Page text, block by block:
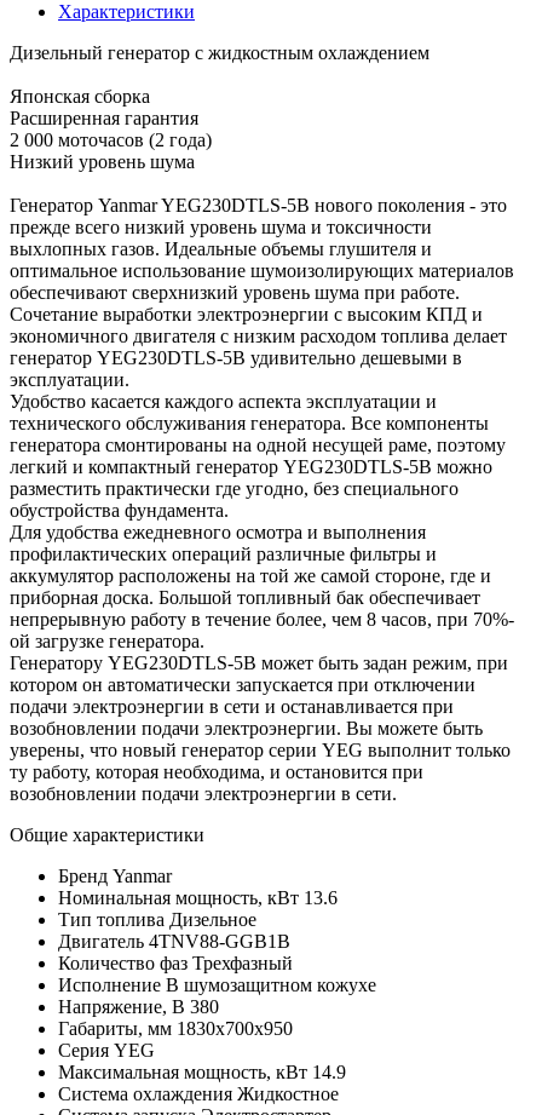
Характеристики
Дизельный генератор с жидкостным охлаждением
Японская сборка
Расширенная гарантия
2 000 моточасов (2 года)
Низкий уровень шума
Генератор Yanmar YEG230DTLS-5B нового поколения - это
прежде всего низкий уровень шума и токсичности
выхлопных газов. Идеальные объемы глушителя и
оптимальное использование шумоизолирующих материалов
обеспечивают сверхнизкий уровень шума при работе.
Сочетание выработки электроэнергии с высоким КПД и
экономичного двигателя с низким расходом топлива делает
генератор YEG230DTLS-5B удивительно дешевыми в
эксплуатации.
Удобство касается каждого аспекта эксплуатации и
технического обслуживания генератора. Все компоненты
генератора смонтированы на одной несущей раме, поэтому
легкий и компактный генератор YEG230DTLS-5B можно
разместить практически где угодно, без специального
обустройства фундамента.
Для удобства ежедневного осмотра и выполнения
профилактических операций различные фильтры и
аккумулятор расположены на той же самой стороне, где и
приборная доска. Большой топливный бак обеспечивает
непрерывную работу в течение более, чем 8 часов, при 70%-
ой загрузке генератора.
Генератору YEG230DTLS-5B может быть задан режим, при
котором он автоматически запускается при отключении
подачи электроэнергии в сети и останавливается при
возобновлении подачи электроэнергии. Вы можете быть
уверены, что новый генератор серии YEG выполнит только
ту работу, которая необходима, и остановится при
возобновлении подачи электроэнергии в сети.
Общие характеристики
Бренд Yanmar
Номинальная мощность, кВт 13.6
Тип топлива Дизельное
Двигатель 4TNV88-GGB1B
Количество фаз Трехфазный
Исполнение В шумозащитном кожухе
Напряжение, В 380
Габариты, мм 1830х700х950
Серия YEG
Максимальная мощность, кВт 14.9
Система охлаждения Жидкостное